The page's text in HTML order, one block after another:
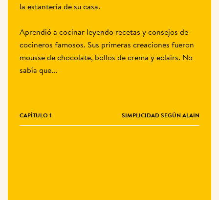
la estantería de su casa.
Aprendió a cocinar leyendo recetas y consejos de
cocineros famosos. Sus primeras creaciones fueron
mousse de chocolate, bollos de crema y eclairs. No
sabía que...
CAPÍTULO 1 SIMPLICIDAD SEGÚN ALAIN